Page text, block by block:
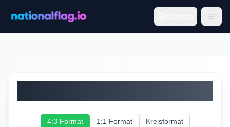
4:3 Format 1:1 Format Kreisformat